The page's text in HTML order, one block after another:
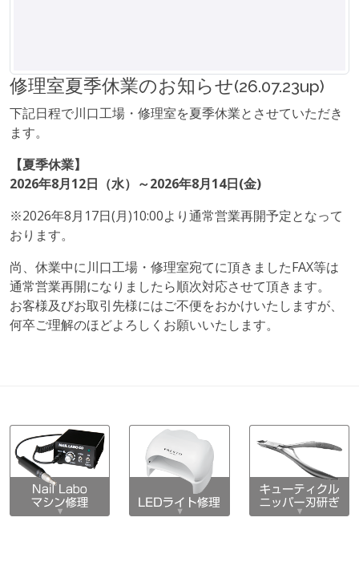
修理室夏季休業のお知らせ(26.07.23up)
下記日程で川口工場・修理室を夏季休業とさせていただき
ます。
【夏季休業】
2026年8月12日（水）～2026年8月14日(金)
※2026年8月17日(月)10:00より通常営業再開予定となって
おります。
尚、休業中に川口工場・修理室宛てに頂きましたFAX等は
通常営業再開になりましたら順次対応させて頂きます。
お客様及びお取引先様にはご不便をおかけいたしますが、
何卒ご理解のほどよろしくお願いいたします。